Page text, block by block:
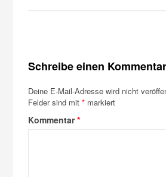
Schreibe einen Kommentar
Deine E-Mail-Adresse wird nicht
Felder sind mit* markiert
Kommentar*